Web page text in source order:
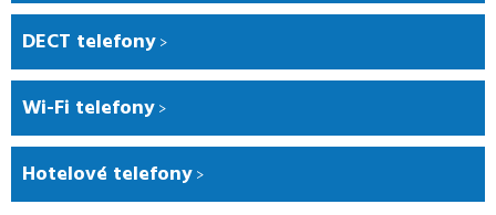
DECT telefony
Wi-Fi telefony
Hotelové telefony